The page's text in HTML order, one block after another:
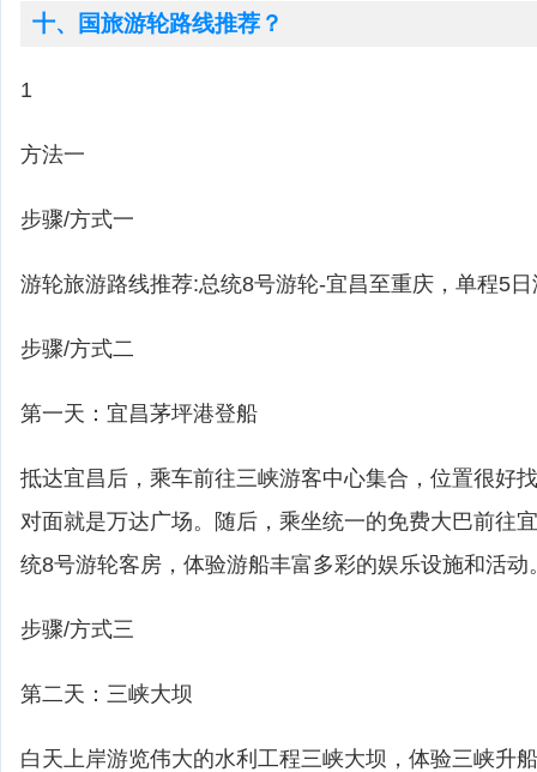
十、国旅游轮路线推荐？
1
方法一
步骤/方式一
游轮旅游路线推荐:总统8号游轮-宜昌至重庆，单程5日
步骤/方式二
第一天：宜昌茅坪港登船
抵达宜昌后，乘车前往三峡游客中心集合，位置很好
对面就是万达广场。随后，乘坐统一的免费大巴前往
统8号游轮客房，体验游船丰富多彩的娱乐设施和活动
步骤/方式三
第二天：三峡大坝
白天上岸游览伟大的水利工程三峡大坝，体验三峡升